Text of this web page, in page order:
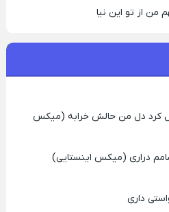
من از تو این نیا
کرد دل من حالش خرابه (میکس
دراری (میکس اینستایی)
داری